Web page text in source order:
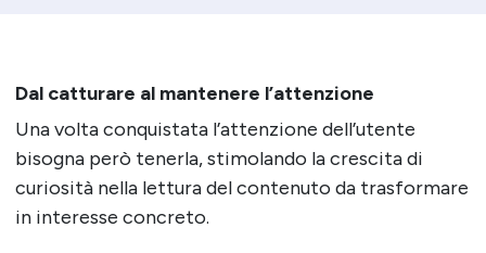
Dal catturare al mantenere l’attenzione
Una volta conquistata l’attenzione dell’utente
bisogna però tenerla, stimolando la crescita di
curiosità nella lettura del contenuto da trasformare
in interesse concreto.